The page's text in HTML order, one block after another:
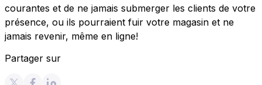
courantes et de ne jamais submerger les clients de votre
présence, ou ils pourraient fuir votre magasin et ne
jamais revenir, même en ligne!
Partager sur